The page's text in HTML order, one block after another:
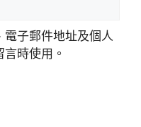
子郵件地址及個人
時使用。